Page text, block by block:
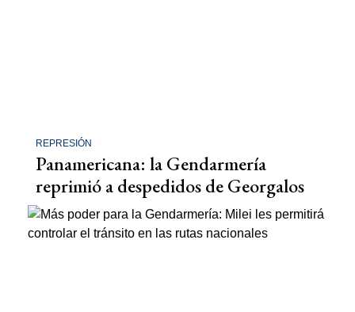
REPRESIÓN
Panamericana: la Gendarmería
reprimió a despedidos de Georgalos